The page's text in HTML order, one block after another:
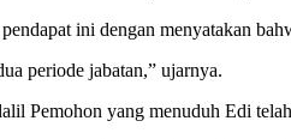
ini dengan menyatakan
periode jabatan,” ujarnya.
Pemohon yang menuduh Edi